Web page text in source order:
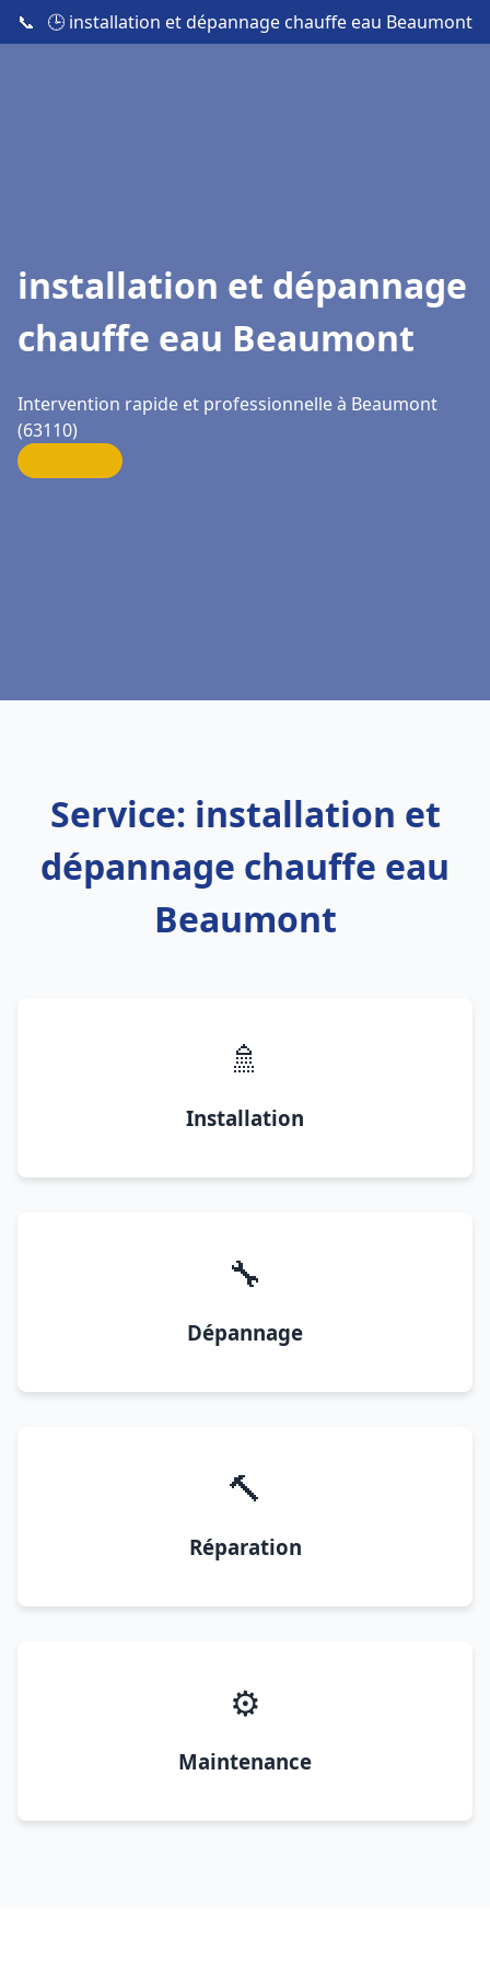
📞 🕒 installation et dépannage chauffe eau Beaumont
installation et dépannage
chauffe eau Beaumont
Intervention rapide et professionnelle à Beaumont
(63110)
Service: installation et
dépannage chauffe eau
Beaumont
🚿
Installation
🔧
Dépannage
🔨
Réparation
⚙️
Maintenance